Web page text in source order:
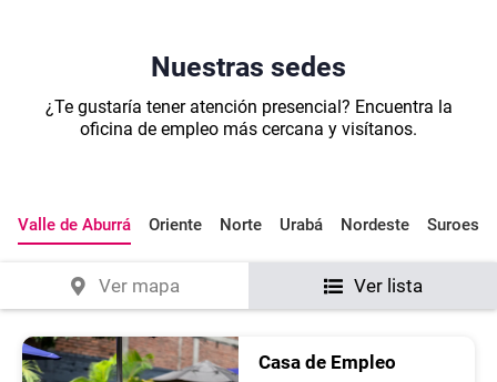
Nuestras sedes
¿Te gustaría tener atención presencial? Encuentra la
oficina de empleo más cercana y visítanos.
Valle de Aburrá Oriente Norte Urabá Nordeste Suroeste
Ver mapa Ver lista
Casa de Empleo